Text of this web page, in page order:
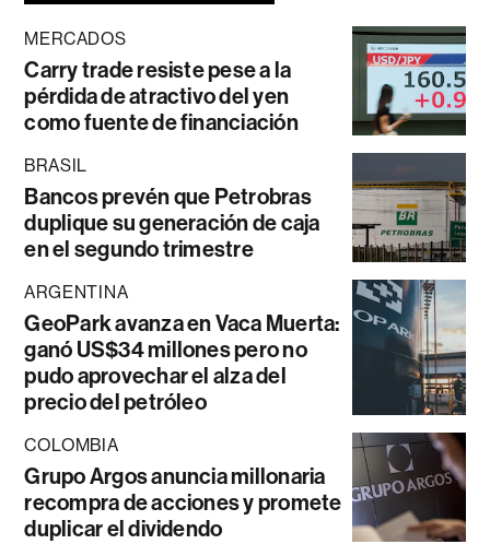
MERCADOS
Carry trade resiste pese a la
pérdida de atractivo del yen
como fuente de financiación
BRASIL
Bancos prevén que Petrobras
duplique su generación de caja
en el segundo trimestre
ARGENTINA
GeoPark avanza en Vaca Muerta:
ganó US$34 millones pero no
pudo aprovechar el alza del
precio del petróleo
COLOMBIA
Grupo Argos anuncia millonaria
recompra de acciones y promete
duplicar el dividendo